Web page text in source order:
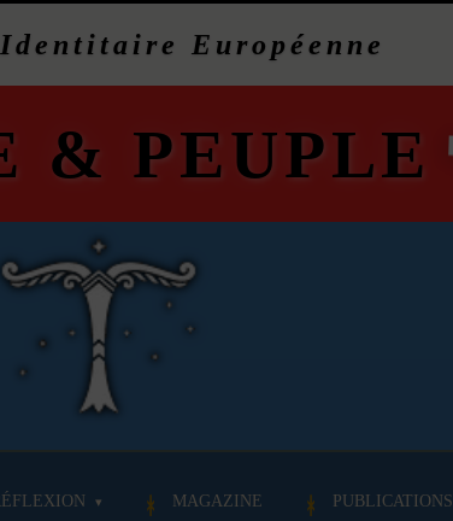
Européenne
& PEUPLE
MAGAZINE PUBLICATIONS